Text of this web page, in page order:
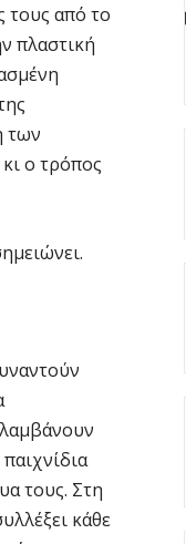
τους από το
πλαστική
των
ο τρόπος
τους. Στη
κάθε